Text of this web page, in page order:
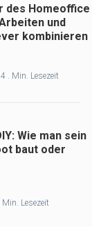
des Homeoffice
und
kombinieren
. Min. Lesezeit
Wie man sein
baut oder
Lesezeit